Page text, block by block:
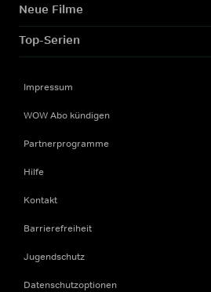
Neue Filme
Top-Serien
Impressum
WOW Abo kündigen
Partnerprogramme
Hilfe
Kontakt
Barrierefreiheit
Jugendschutz
Datenschutzoptionen